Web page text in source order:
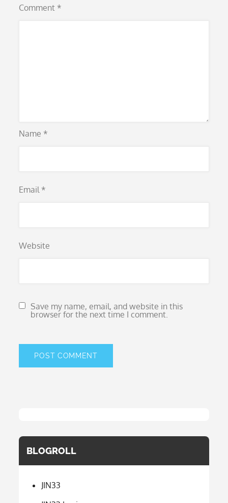
Comment *
Name *
Email *
Website
Save my name, email, and website in this
browser for the next time I comment.
BLOGROLL
JIN33